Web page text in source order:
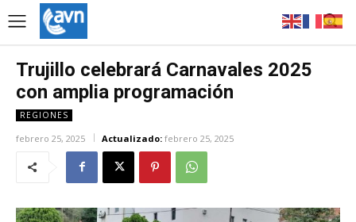
Trujillo celebrará Carnavales 2025
con amplia programación
REGIONES
febrero 25, 2025 Actualizado: febrero 25, 2025